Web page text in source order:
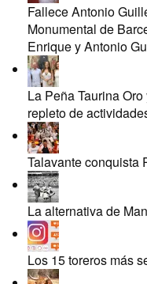
Fallece Antonio
Monumental de
Enrique y Antonio
La Peña Taurina
repleto de
Talavante conquista
La alternativa de
Los 15 toreros más